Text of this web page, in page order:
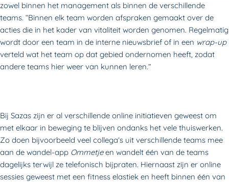
zowel binnen het management als binnen de verschillende
teams. “Binnen elk team worden afspraken gemaakt over de
acties die in het kader van vitaliteit worden genomen. Regelmatig
wordt door een team in de interne nieuwsbrief of in een wrap-up
verteld wat het team op dat gebied ondernomen heeft, zodat
andere teams hier weer van kunnen leren.”
Bij Sazas zijn er al verschillende online initiatieven geweest om
met elkaar in beweging te blijven ondanks het vele thuiswerken.
Zo doen bijvoorbeeld veel collega’s uit verschillende teams mee
aan de wandel-app Ommetjeen wandelt één van de teams
dagelijks terwijl ze telefonisch bijpraten. Hiernaast zijn er online
sessies geweest met een fitness elastiek en heeft binnen één van